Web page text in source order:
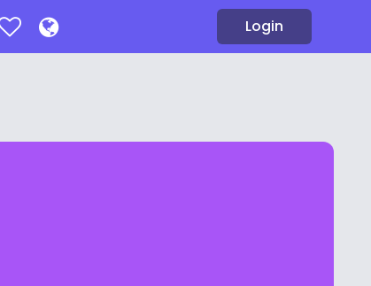
Login